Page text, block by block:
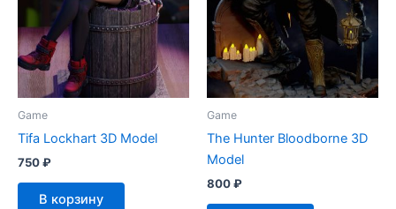
Game
Tifa Lockhart 3D Model
750₽
В корзину
Game
The Hunter Bloodborne 3D
Model
800₽